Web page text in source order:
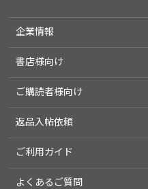
企業情報
書店様向け
ご購読者様向け
返品入帖依頼
ご利用ガイド
よくあるご質問